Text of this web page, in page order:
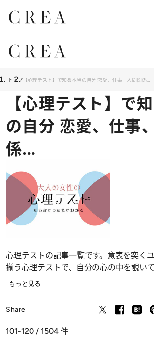
トップ 【心理テスト】で知る本当の自分 恋愛、仕事、人間関係…
【心理テスト】で
の自分 恋愛、仕事
係…
心理テストの記事一覧です。意表を突く
揃う心理テストで、自分の心の中を覗
恋愛、仕事、人間関係の深層心理……、自
もっと見る
Share
101-120 / 1504 件